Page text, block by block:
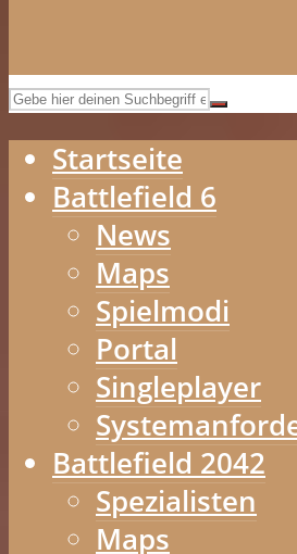
Startseite
Battlefield 6
News
Maps
Spielmodi
Portal
Singleplayer
Battlefield 2042
Spezialisten
Maps